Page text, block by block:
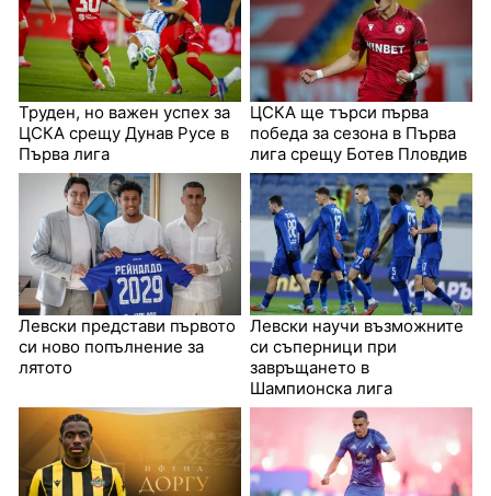
Труден, но важен успех за
ЦСКА срещу Дунав Русе в
Първа лига
ЦСКА ще търси първа
победа за сезона в Първа
лига срещу Ботев Пловдив
Левски представи първото
си ново попълнение за
лятото
Левски научи възможните
си съперници при
завръщането в
Шампионска лига